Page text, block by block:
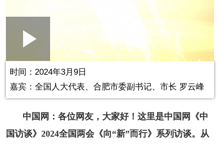
Play
Video
Picture-
in-
Picture
时间：2024年3月9日
嘉宾：全国人大代表、合肥市委副书记、市长 罗云峰
中国网：各位网友，大家好！这里是中国网《中
国访谈》2024全国两会《向“新”而行》系列访谈。从